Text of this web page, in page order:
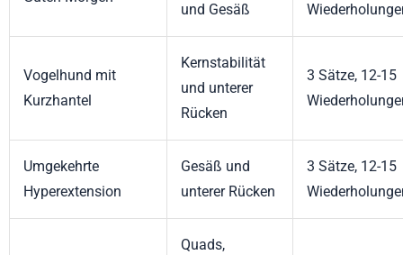
und Gesäß
Vogelhund mit
Kurzhantel
Kernstabilität
und unterer
Rücken
3 Sätze, 12-15
Umgekehrte
Hyperextension
Gesäß und
unterer Rücken
3 Sätze, 12-15
Quads,